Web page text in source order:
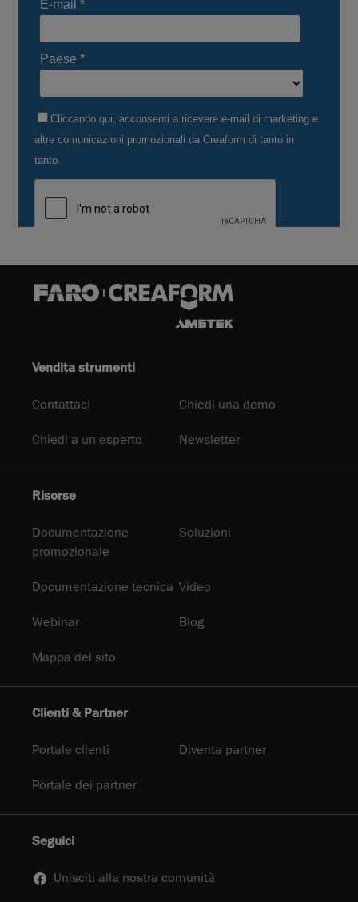
Vendita strumenti
Contattaci Chiedi una demo
Chiedi a un esperto Newsletter
Risorse
Documentazione
promozionale
Soluzioni
Documentazione tecnica Video
Webinar Blog
Mappa del sito
Clienti & Partner
Portale clienti Diventa partner
Portale dei partner
Seguici
Unisciti alla nostra comunità